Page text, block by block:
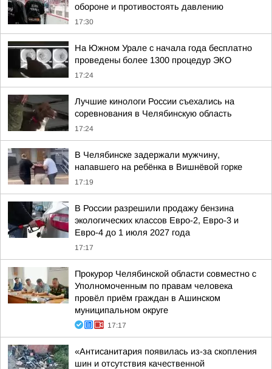
обороне и противостоять давлению
17:30
На Южном Урале с начала года бесплатно
проведены более 1300 процедур ЭКО
17:24
Лучшие кинологи России съехались на
соревнования в Челябинскую область
17:24
В Челябинске задержали мужчину,
напавшего на ребёнка в Вишнёвой горке
17:19
В России разрешили продажу бензина
экологических классов Евро-2, Евро-3 и
Евро-4 до 1 июля 2027 года
17:17
Прокурор Челябинской области совместно с
Уполномоченным по правам человека
провёл приём граждан в Ашинском
муниципальном округе
17:17
«Антисанитария появилась из-за скопления
шин и отсутствия качественной